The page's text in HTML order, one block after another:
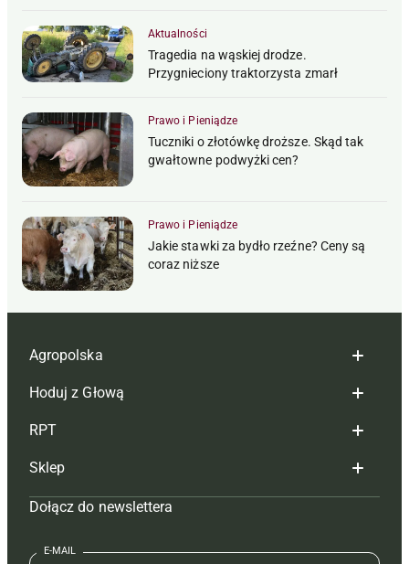
Aktualności
Tragedia na wąskiej drodze.
Przygnieciony traktorzysta zmarł
Prawo i Pieniądze
Tuczniki o złotówkę droższe. Skąd tak
gwałtowne podwyżki cen?
Prawo i Pieniądze
Jakie stawki za bydło rzeźne? Ceny są
coraz niższe
Agropolska
Redakcja
Reklama
Tagi
Mapa serwisu
Kontakt
Hoduj z Głową
Hoduj z głową bydło
Hoduj z głową świnie
Prenumerata
Redakcja
RPT
Redakcja
Prenumerata
Reklama
Sklep
Czasopisma i prenumerata
Książki
Dołącz do newslettera
E-MAIL